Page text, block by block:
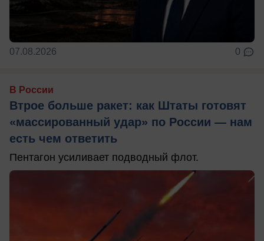
07.08.2026 0
В России
Втрое больше ракет: как Штаты готовят
«массированный удар» по России — нам
есть чем ответить
Пентагон усиливает подводный флот.